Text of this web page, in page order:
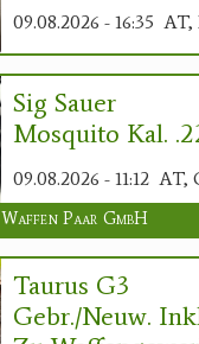
09.08.2026 - 16:35 AT,
Sig Sauer
Mosquito Kal.
09.08.2026 - 11:12 AT,
Waffen Paar GmbH
Taurus G3
Gebr./neuw.